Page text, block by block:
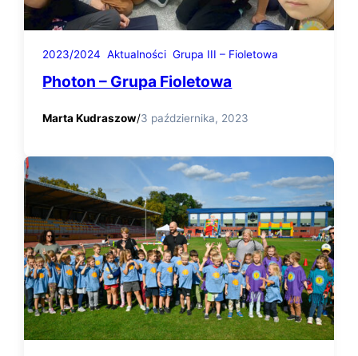
2023/2024 Aktualności Grupa III – Fioletowa
Photon – Grupa Fioletowa
Marta Kudraszow/3 października, 2023